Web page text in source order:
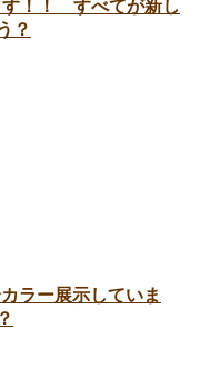
す！！ すべてが新し
？
ラー展示していま